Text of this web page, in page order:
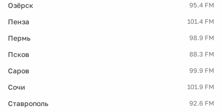
Озёрск 95.4 FM
Пенза 101.4 FM
Пермь 98.9 FM
Псков 88.3 FM
Саров 99.9 FM
Сочи 101.9 FM
Ставрополь 92.6 FM